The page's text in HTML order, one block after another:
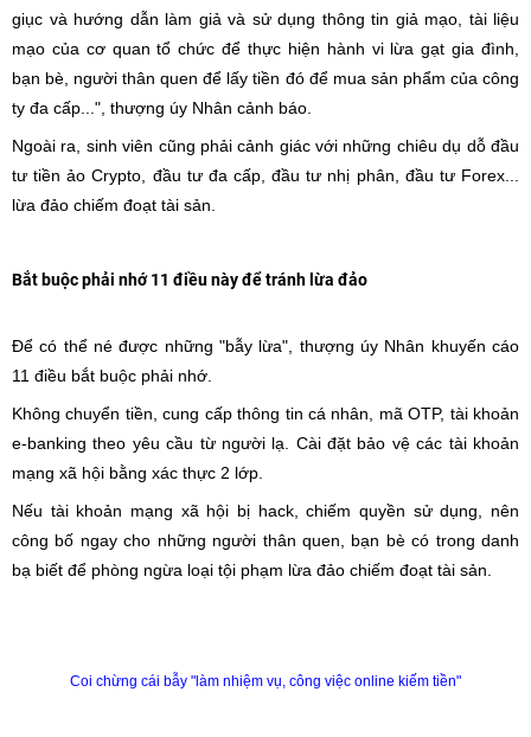
giục và hướng dẫn làm giả và sử dụng thông tin giả mạo, tài liệu
mạo của cơ quan tổ chức để thực hiện hành vi lừa gạt gia đình,
bạn bè, người thân quen để lấy tiền đó để mua sản phẩm của công
ty đa cấp...", thượng úy Nhân cảnh báo.
Ngoài ra, sinh viên cũng phải cảnh giác với những chiêu dụ dỗ đầu
tư tiền ảo Crypto, đầu tư đa cấp, đầu tư nhị phân, đầu tư Forex...
lừa đảo chiếm đoạt tài sản.
Bắt buộc phải nhớ 11 điều này để tránh lừa đảo
Để có thể né được những "bẫy lừa", thượng úy Nhân khuyến cáo
11 điều bắt buộc phải nhớ.
Không chuyển tiền, cung cấp thông tin cá nhân, mã OTP, tài khoản
e-banking theo yêu cầu từ người lạ. Cài đặt bảo vệ các tài khoản
mạng xã hội bằng xác thực 2 lớp.
Nếu tài khoản mạng xã hội bị hack, chiếm quyền sử dụng, nên
công bố ngay cho những người thân quen, bạn bè có trong danh
bạ biết để phòng ngừa loại tội phạm lừa đảo chiếm đoạt tài sản.
Coi chừng cái bẫy "làm nhiệm vụ, công việc online kiếm tiền"